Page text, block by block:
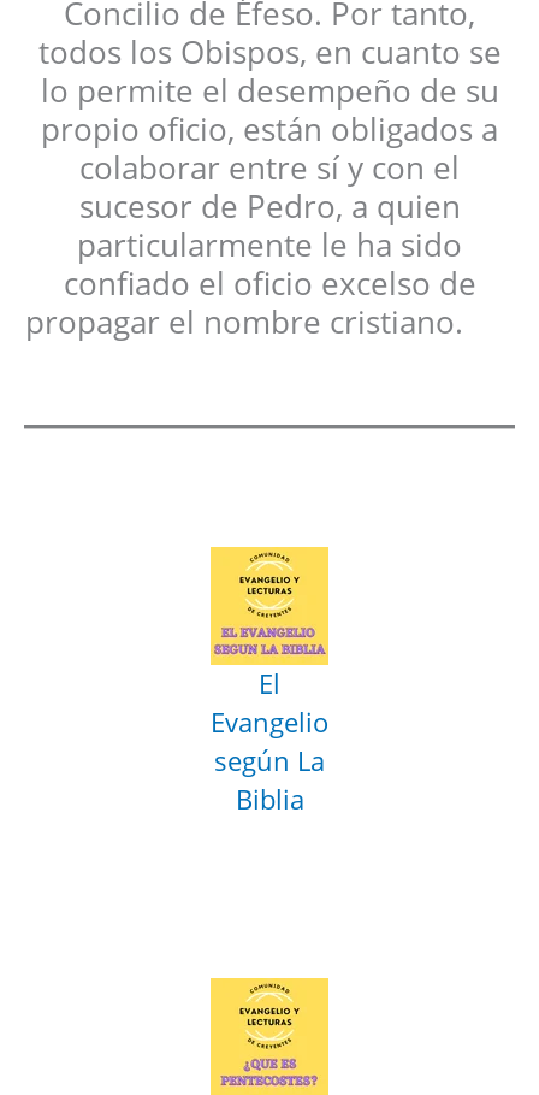
Concilio de Éfeso. Por tanto,
todos los Obispos, en cuanto se
lo permite el desempeño de su
propio oficio, están obligados a
colaborar entre sí y con el
sucesor de Pedro, a quien
particularmente le ha sido
confiado el oficio excelso de
propagar el nombre cristiano.
El
Evangelio
según La
Biblia